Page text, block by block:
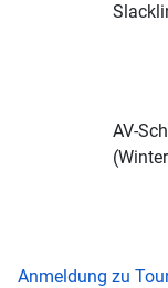
AV-
Anmeldung zu